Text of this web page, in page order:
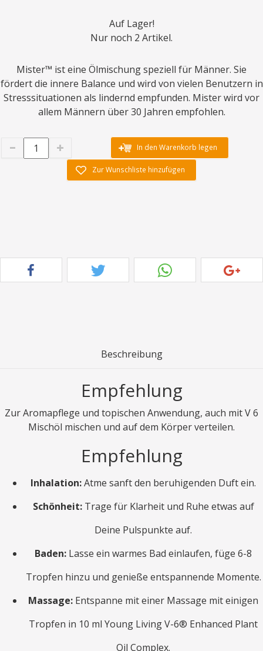
Auf Lager!
Nur noch 2 Artikel.
Mister™ ist eine Ölmischung speziell für Männer. Sie
fördert die innere Balance und wird von vielen Benutzern in
Stresssituationen als lindernd empfunden. Mister wird vor
allem Männern über 30 Jahren empfohlen.
In den Warenkorb legen
Zur Wunschliste hinzufügen
Beschreibung
Empfehlung
Zur Aromapflege und topischen Anwendung, auch mit V 6
Mischöl mischen und auf dem Körper verteilen.
Empfehlung
Inhalation:Atme sanft den beruhigenden Duft ein.
Schönheit:Trage für Klarheit und Ruhe etwas auf
Deine Pulspunkte auf.
Baden: Lasse ein warmes Bad einlaufen, füge 6-8
Tropfen hinzu und genieße entspannende Momente.
Massage: Entspanne mit einer Massage mit einigen
Tropfen in 10 ml Young Living V-6® Enhanced Plant
Oil Complex.